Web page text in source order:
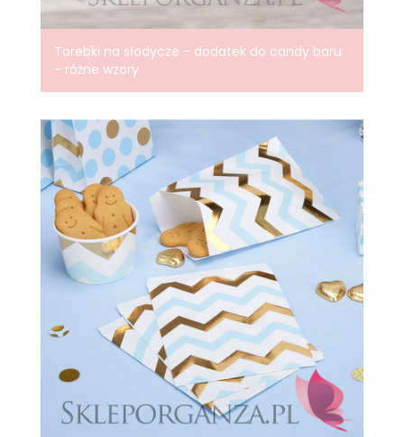
Torebki na słodycze - dodatek do candy baru
- różne wzory